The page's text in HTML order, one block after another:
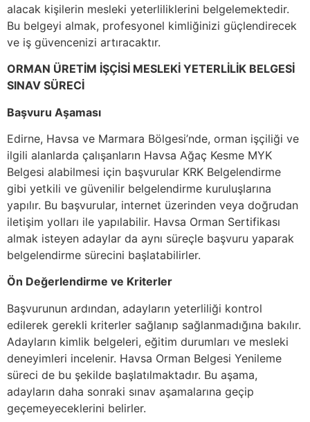
alacak kişilerin mesleki yeterliliklerini belgelemektedir.
Bu belgeyi almak, profesyonel kimliğinizi güçlendirecek
ve iş güvencenizi artıracaktır.
ORMAN ÜRETİM İŞÇİSİ MESLEKİ YETERLİLİK BELGESİ
SINAV SÜRECİ
Başvuru Aşaması
Edirne, Havsa ve Marmara Bölgesi’nde, orman işçiliği ve
ilgili alanlarda çalışanların Havsa Ağaç Kesme MYK
Belgesi alabilmesi için başvurular KRK Belgelendirme
gibi yetkili ve güvenilir belgelendirme kuruluşlarına
yapılır. Bu başvurular, internet üzerinden veya doğrudan
iletişim yolları ile yapılabilir. Havsa Orman Sertifikası
almak isteyen adaylar da aynı süreçle başvuru yaparak
belgelendirme sürecini başlatabilirler.
Ön Değerlendirme ve Kriterler
Başvurunun ardından, adayların yeterliliği kontrol
edilerek gerekli kriterler sağlanıp sağlanmadığına bakılır.
Adayların kimlik belgeleri, eğitim durumları ve mesleki
deneyimleri incelenir. Havsa Orman Belgesi Yenileme
süreci de bu şekilde başlatılmaktadır. Bu aşama,
adayların daha sonraki sınav aşamalarına geçip
geçemeyeceklerini belirler.